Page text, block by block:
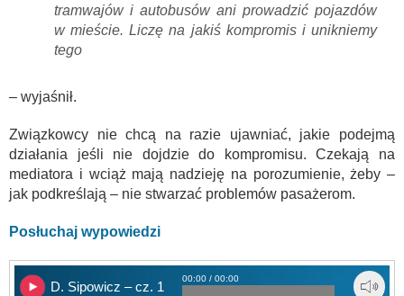
tramwajów i autobusów ani prowadzić pojazdów
w mieście. Liczę na jakiś kompromis i unikniemy
tego
– wyjaśnił.
Związkowcy nie chcą na razie ujawniać, jakie podejmą
działania jeśli nie dojdzie do kompromisu. Czekają na
mediatora i wciąż mają nadzieję na porozumienie, żeby –
jak podkreślają – nie stwarzać problemów pasażerom.
Posłuchaj wypowiedzi
D. Sipowicz – cz. 1
00:00 / 00:00